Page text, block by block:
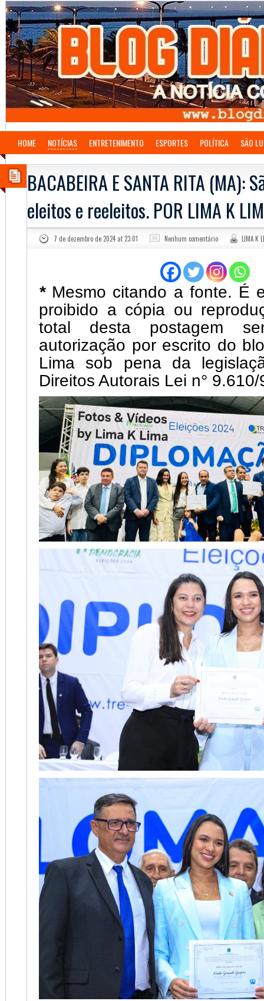
HOME NOTÍCIAS ENTRETENIMENTO ESPORTES POLÍTICA SÃO
BACABEIRA E SANTA RITA (MA):
eleitos e reeleitos. POR LIMA K
7 de dezembro de 2024 at 23:01 Nenhum comentário LIMA K
* Mesmo citando a fonte. É
proibido a cópia ou
total desta postagem
autorização por escrito do
Lima sob pena da
Direitos Autorais Lei n° 9.610/